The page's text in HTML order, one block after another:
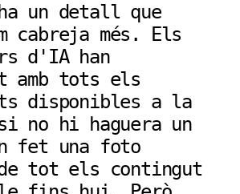
un detall que
cabreja més. Els
d'IA han
amb tots els
disponibles a la
si no hi haguera un
fet una foto
de tot els contingut